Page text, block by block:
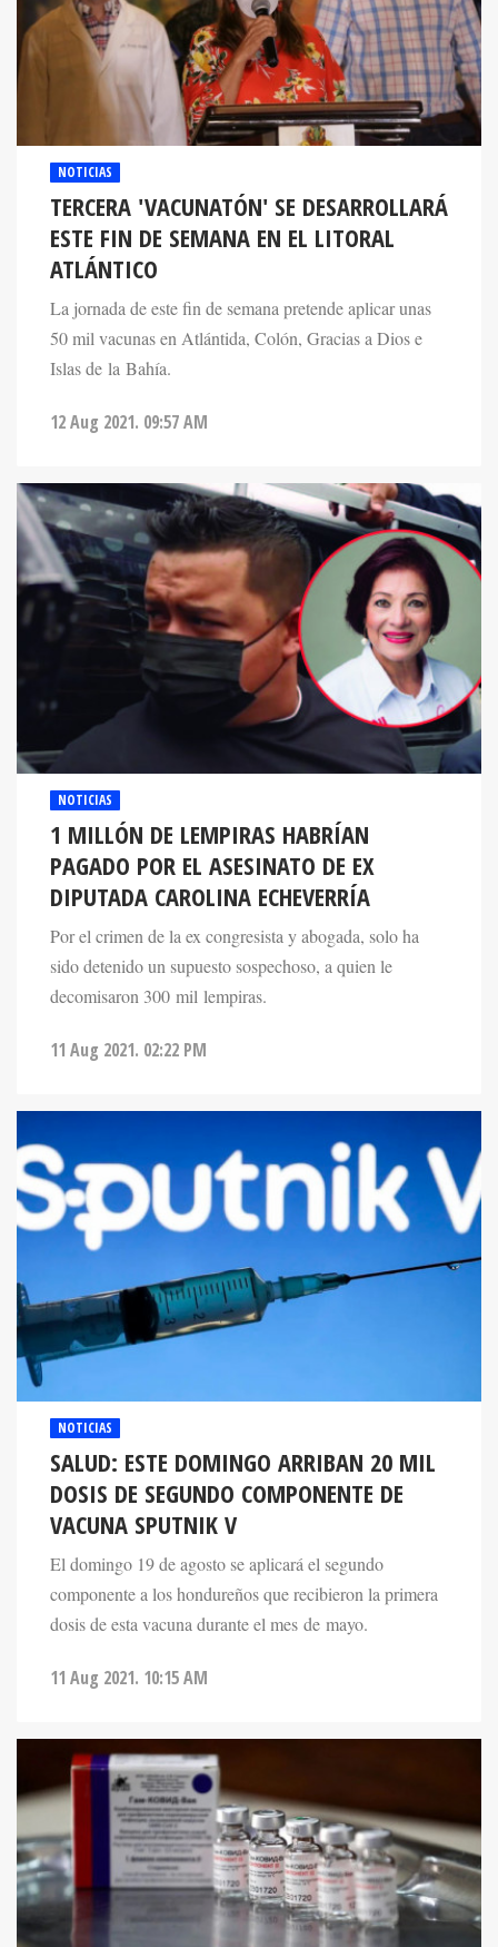
NOTICIAS
TERCERA 'VACUNATÓN' SE DESARROLLARÁ
ESTE FIN DE SEMANA EN EL LITORAL
ATLÁNTICO
La jornada de este fin de semana pretende aplicar unas
50 mil vacunas en Atlántida, Colón, Gracias a Dios e
Islas de la Bahía.
12 Aug 2021. 09:57 AM
NOTICIAS
1 MILLÓN DE LEMPIRAS HABRÍAN
PAGADO POR EL ASESINATO DE EX
DIPUTADA CAROLINA ECHEVERRÍA
Por el crimen de la ex congresista y abogada, solo ha
sido detenido un supuesto sospechoso, a quien le
decomisaron 300 mil lempiras.
11 Aug 2021. 02:22 PM
NOTICIAS
SALUD: ESTE DOMINGO ARRIBAN 20 MIL
DOSIS DE SEGUNDO COMPONENTE DE
VACUNA SPUTNIK V
El domingo 19 de agosto se aplicará el segundo
componente a los hondureños que recibieron la primera
dosis de esta vacuna durante el mes de mayo.
11 Aug 2021. 10:15 AM